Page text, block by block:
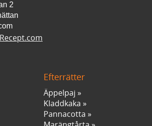
2
Efterrätter
Äppelpaj
Kladdkaka
Pannacotta